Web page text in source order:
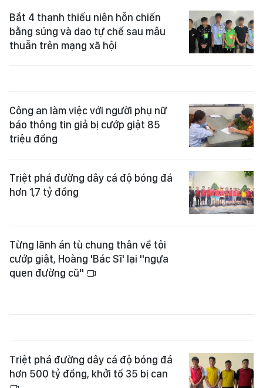
Bắt 4 thanh thiếu niên hỗn chiến
bằng súng và dao tự chế sau mâu
thuẫn trên mạng xã hội
Công an làm việc với người phụ nữ
báo thông tin giả bị cướp giật 85
triệu đồng
Triệt phá đường dây cá độ bóng đá
hơn 1,7 tỷ đồng
Từng lãnh án tù chung thân về tội
cướp giật, Hoàng 'Bác Sĩ' lại "ngựa
quen đường cũ"
Triệt phá đường dây cá độ bóng đá
hơn 500 tỷ đồng, khởi tố 35 bị can